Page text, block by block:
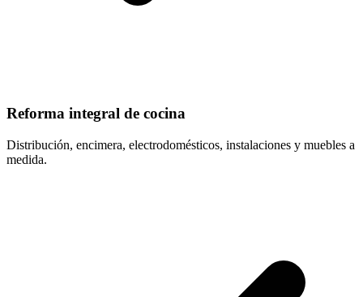
Reforma integral de cocina
Distribución, encimera, electrodomésticos, instalaciones y muebles a
medida.